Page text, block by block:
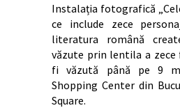
Instalația fotografică
ce include zece
literatura română
văzute prin lentila a
fi văzută până pe 9
Shopping Center din
Square.